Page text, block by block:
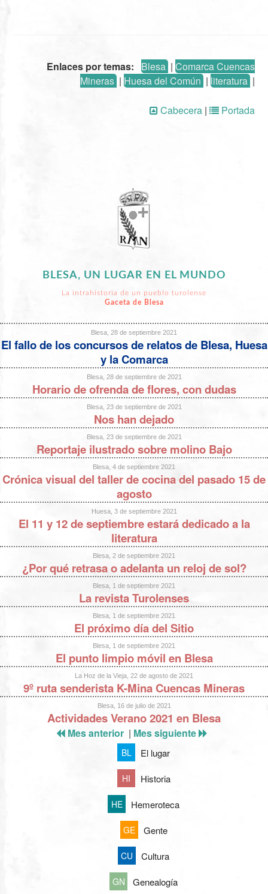
Enlaces por temas: Blesa| Comarca Cuencas
Mineras| Huesa del Común| literatura|
Cabecera| Portada
BLESA, UN LUGAR EN EL MUNDO
La intrahistoria de un pueblo turolense
Gaceta de Blesa
Blesa, 28 de septiembre 2021
El fallo de los concursos de relatos de Blesa, Huesa
y la Comarca
Blesa, 28 de septiembre de 2021
Horario de ofrenda de flores, con dudas
Blesa, 23 de septiembre de 2021
Nos han dejado
Blesa, 23 de septiembre de 2021
Reportaje ilustrado sobre molino Bajo
Blesa, 4 de septiembre 2021
Crónica visual del taller de cocina del pasado 15 de
agosto
Huesa, 3 de septiembre 2021
El 11 y 12 de septiembre estará dedicado a la
literatura
Blesa, 2 de septiembre 2021
¿Por qué retrasa o adelanta un reloj de sol?
Blesa, 1 de septiembre 2021
La revista Turolenses
Blesa, 1 de septiembre 2021
El próximo día del Sitio
Blesa, 1 de septiembre 2021
El punto limpio móvil en Blesa
La Hoz de la Vieja, 22 de agosto de 2021
9º ruta senderista K-Mina Cuencas Mineras
Blesa, 16 de julio de 2021
Actividades Verano 2021 en Blesa
Mes anterior| Mes siguiente
BL El lugar
HI Historia
HE Hemeroteca
GE Gente
CU Cultura
GN Genealogía